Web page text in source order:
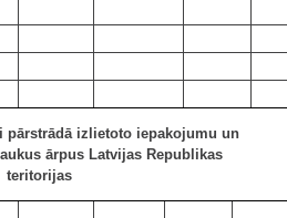
pārstrādā izlietoto iepakojumu un
ārpus Latvijas Republikas
teritorijas